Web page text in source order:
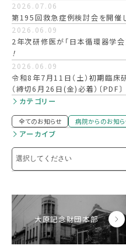
2026.07.06
第195回救急症例検討会を開催
2026.06.09
2年次研修医が「日本循環器学
！
2026.06.09
令和8年7月11日（土）初期臨床
（締切6月26日(金)必着）〔PDF〕
カテゴリー
全てのお知らせ 病院からのお知ら
アーカイブ
大原記念財団本部